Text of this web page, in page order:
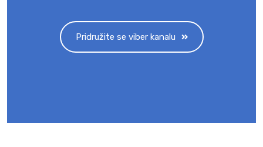
Pridružite se viber kanalu